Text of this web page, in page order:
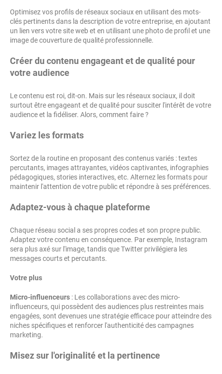
Optimisez vos profils de réseaux sociaux en utilisant des mots-
clés pertinents dans la description de votre entreprise, en ajoutant
un lien vers votre site web et en utilisant une photo de profil et une
image de couverture de qualité professionnelle.
Créer du contenu engageant et de qualité pour
votre audience
Le contenu est roi, dit-on. Mais sur les réseaux sociaux, il doit
surtout être engageant et de qualité pour susciter l'intérêt de votre
audience et la fidéliser. Alors, comment faire ?
Variez les formats
Sortez de la routine en proposant des contenus variés : textes
percutants, images attrayantes, vidéos captivantes, infographies
pédagogiques, stories interactives, etc. Alternez les formats pour
maintenir l'attention de votre public et répondre à ses préférences.
Adaptez-vous à chaque plateforme
Chaque réseau social a ses propres codes et son propre public.
Adaptez votre contenu en conséquence. Par exemple, Instagram
sera plus axé sur l'image, tandis que Twitter privilégiera les
messages courts et percutants.
Votre plus
Micro-influenceurs : Les collaborations avec des micro-
influenceurs, qui possèdent des audiences plus restreintes mais
engagées, sont devenues une stratégie efficace pour atteindre des
niches spécifiques et renforcer l'authenticité des campagnes
marketing.
Misez sur l'originalité et la pertinence